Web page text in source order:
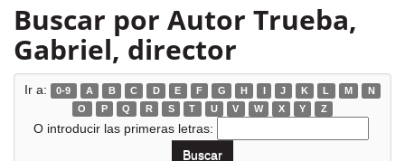
Buscar por Autor Trueba,
Gabriel, director
Ir a: 0-9 A B C D E F G H I J K L M
N
O
P Q R S T U V W X Y Z
O introducir las primeras letras: